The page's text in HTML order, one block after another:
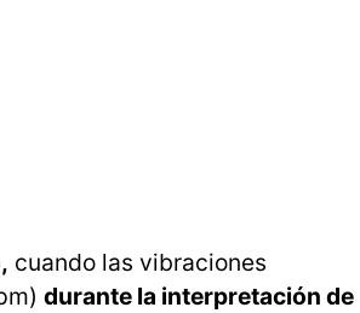
cuando las vibraciones
durante la interpretación de